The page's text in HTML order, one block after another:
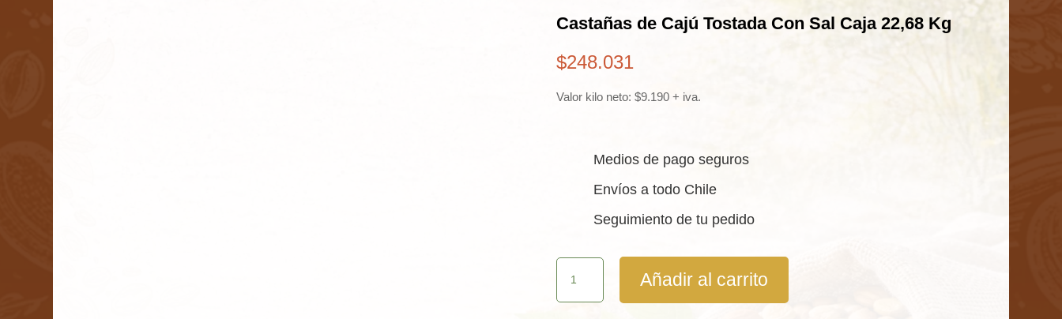
Castañas de Cajú Tostada Con Sal Caja 22,68 Kg
$248.031
Valor kilo neto: $9.190 + iva.
Medios de pago seguros
Envíos a todo Chile
Seguimiento de tu pedido
Castañas
Añadir al carrito